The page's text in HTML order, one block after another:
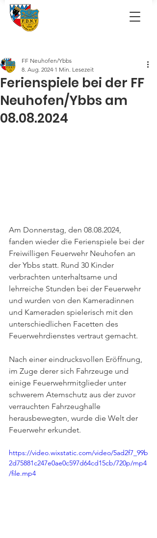
Ferienspiele bei der FF
Neuhofen/Ybbs am
08.08.2024
FF Neuhofen/Ybbs
8. Aug. 2024 1 Min. Lesezeit
Am Donnerstag, den 08.08.2024,
fanden wieder die Ferienspiele bei der
Freiwilligen Feuerwehr Neuhofen an
der Ybbs statt. Rund 30 Kinder
verbrachten unterhaltsame und
lehrreiche Stunden bei der Feuerwehr
und wurden von den Kameradinnen
und Kameraden spielerisch mit den
unterschiedlichen Facetten des
Feuerwehrdienstes vertraut gemacht.
Nach einer eindrucksvollen Eröffnung,
im Zuge derer sich Fahrzeuge und
einige Feuerwehrmitglieder unter
schwerem Atemschutz aus der zuvor
verrauchten Fahrzeughalle
herausbewegten, wurde die Welt der
Feuerwehr erkundet.
https://video.wixstatic.com/video/5ad2f7_99b
2d75881c247e0ae0c597d64cd15cb/720p/mp4
/file.mp4